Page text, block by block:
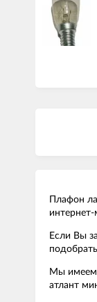
Плафон
Если Вы
Мы имеем
атлант